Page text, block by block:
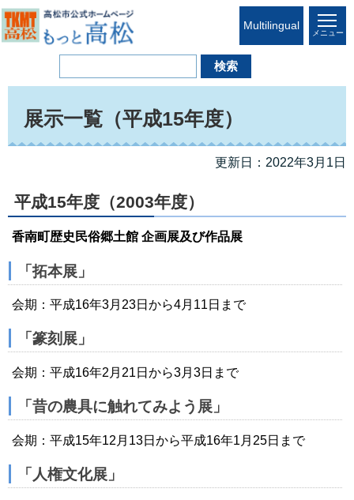
Multilingual
メニュー
展示一覧（平成15年度）
更新日：2022年3月1日
平成15年度（2003年度）
香南町歴史民俗郷土館 企画展及び作品展
「拓本展」
会期：平成16年3月23日から4月11日まで
「篆刻展」
会期：平成16年2月21日から3月3日まで
「昔の農具に触れてみよう展」
会期：平成15年12月13日から平成16年1月25日まで
「人権文化展」